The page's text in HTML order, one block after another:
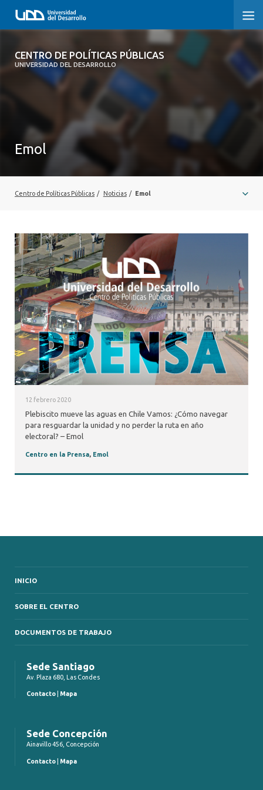
CENTRO DE POLÍTICAS PÚBLICAS
UNIVERSIDAD DEL DESARROLLO
CENTRO DE POLÍTICAS PÚBLICAS
DOCUMENTOS DE TRABAJO
Emol
Centro de Políticas Públicas / Noticias / Emol
12 febrero 2020
Plebiscito mueve las aguas en Chile Vamos: ¿Cómo navegar
para resguardar la unidad y no perder la ruta en año
electoral? – Emol
Centro en la Prensa, Emol
INICIO
SOBRE EL CENTRO
DOCUMENTOS DE TRABAJO
Sede Santiago
Av. Plaza 680, Las Condes
Contacto Mapa
Sede Concepción
Ainavillo 456, Concepción
Contacto Mapa